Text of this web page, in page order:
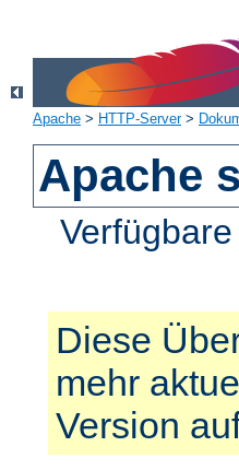
Apache > HTTP-Server>
Apache
Diese
mehr
Version